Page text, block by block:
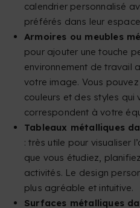
calendrier personnalisé
préférés dans leur
Armoires ou meubles
pour ajouter une touche
environnement de travail
votre image. Vous
couleurs et des styles qui
correspondent à votre
Tableaux métalliques
: très utile pour visualiser
que vous étudiez,
activités. Le design
plus agréable et intuitive.
Surfaces métalliques